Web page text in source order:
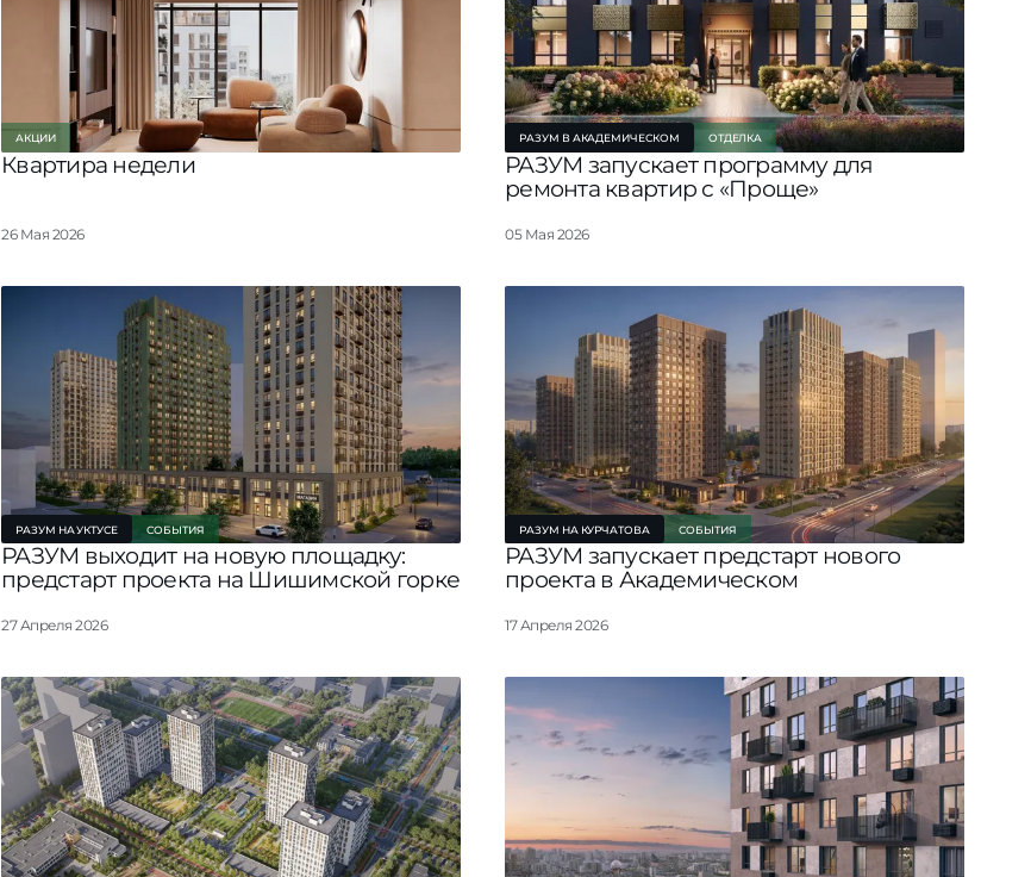
АКЦИИ
Квартира недели
26 Мая 2026
РАЗУМ В АКАДЕМИЧЕСКОМ ОТДЕЛКА
РАЗУМ запускает программу для
ремонта квартир с «Проще»
05 Мая 2026
РАЗУМ НА УКТУСЕ СОБЫТИЯ
РАЗУМ выходит на новую площадку:
предстарт проекта на Шишимской горке
27 Апреля 2026
РАЗУМ НА КУРЧАТОВА СОБЫТИЯ
РАЗУМ запускает предстарт нового
проекта в Академическом
17 Апреля 2026